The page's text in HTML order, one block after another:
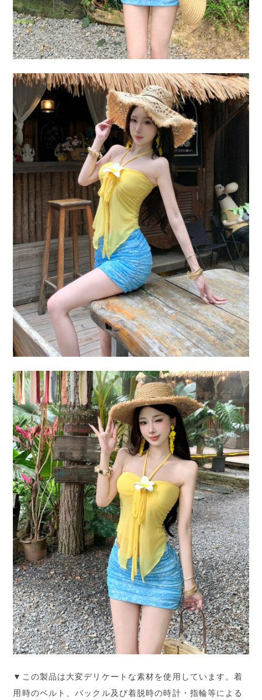
▼この製品は大変デリケートな素材を使用しています。着
用時のベルト、バックル及び着脱時の時計・指輪等による